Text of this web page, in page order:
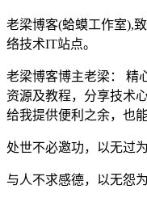
老梁博客(蛤蟆工作室),
络技术IT站点。
老梁博客博主老梁： 精
资源及教程，分享技术
给我提供便利之余，也
处世不必邀功，以无过为
与人不求感德，以无怨为